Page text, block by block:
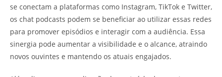
se conectam a plataformas como Instagram, TikTok e Twitter,
os chat podcasts podem se beneficiar ao utilizar essas redes
para promover episódios e interagir com a audiência. Essa
sinergia pode aumentar a visibilidade e o alcance, atraindo
novos ouvintes e mantendo os atuais engajados.